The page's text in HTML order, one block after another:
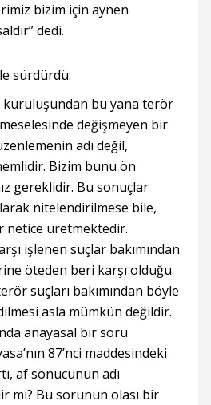
bizim için aynen
dedi.
sürdürdü:
kuruluşundan bu yana terör
değişmeyen bir
adı değil,
Bizim bunu ön
gereklidir. Bu sonuçlar
nitelendirilmese bile,
netice üretmektedir.
işlenen suçlar bakımından
öteden beri karşı olduğu
suçları bakımından böyle
asla mümkün değildir.
anayasal bir soru
87’nci maddesindeki
af sonucunun adı
mi? Bu sorunun olası bir